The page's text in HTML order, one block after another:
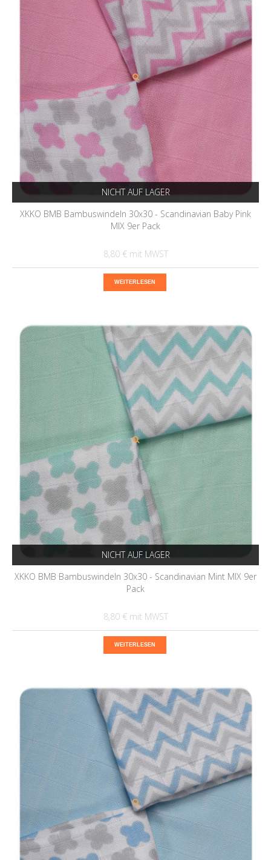
NICHT AUF LAGER
XKKO BMB Bambuswindeln 30x30 - Scandinavian Baby Pink
MIX 9er Pack
8,80 €
WEITERLESEN
NICHT AUF LAGER
XKKO BMB Bambuswindeln 30x30 - Scandinavian Mint MIX 9er
Pack
8,80 €
WEITERLESEN